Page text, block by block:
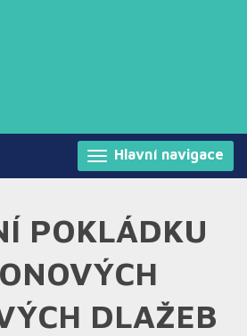
Hlavní navigace
POKLÁDKU
DLAŽEB